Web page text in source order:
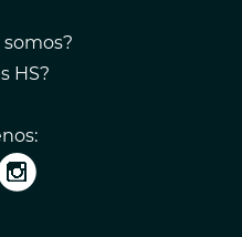
somos?
HS?